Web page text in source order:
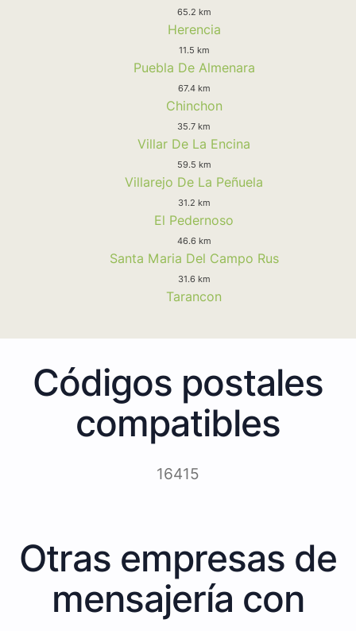
65.2 km
Herencia
11.5 km
Puebla De Almenara
67.4 km
Chinchon
35.7 km
Villar De La Encina
59.5 km
Villarejo De La Peñuela
31.2 km
El Pedernoso
46.6 km
Santa Maria Del Campo Rus
31.6 km
Tarancon
Códigos postales
compatibles
16415
Otras empresas de
mensajería con